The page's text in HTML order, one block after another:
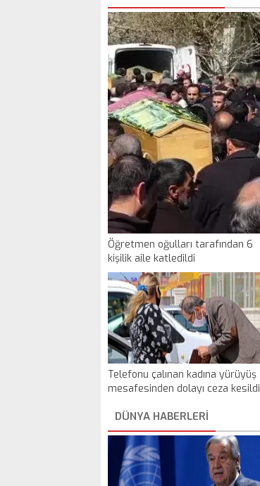
Öğretmen oğulları tarafından 6
kişilik aile katledildi
Telefonu çalınan kadına yürüyüş
mesafesinden dolayı ceza kesildi
DÜNYA HABERLERİ